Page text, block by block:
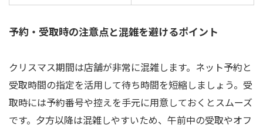
予約・受取時の注意点と混雑を避けるポイント
クリスマス期間は店舗が非常に混雑します。ネット予約と
受取時間の指定を活用して待ち時間を短縮しましょう。受
取時には予約番号や控えを手元に用意しておくとスムーズ
です。夕方以降は混雑しやすいため、午前中の受取やオフ